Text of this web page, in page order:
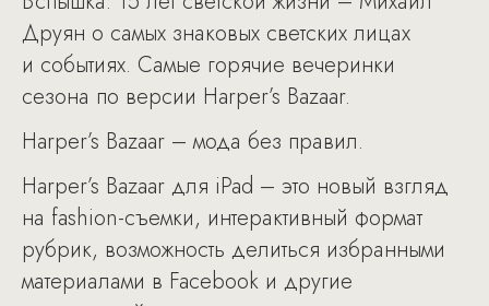
Друян о самых знаковых светских лицах
и событиях. Самые горячие вечеринки
сезона по версии Harper’s Bazaar.
Harper’s Bazaar – мода без правил.
Harper’s Bazaar для iPad – это новый взгляд
на fashion-съемки, интерактивный формат
рубрик, возможность делиться избранными
материалами в Facebook и другие